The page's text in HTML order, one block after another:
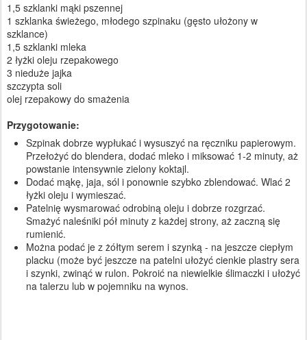
1,5 szklanki mąki pszennej
1 szklanka świeżego, młodego szpinaku (gęsto ułożony w
szklance)
1,5 szklanki mleka
2 łyżki oleju rzepakowego
3 nieduże jajka
szczypta soli
olej rzepakowy do smażenia
Przygotowanie:
Szpinak dobrze wypłukać i wysuszyć na ręczniku papierowym.
Przełożyć do blendera, dodać mleko i miksować 1-2 minuty, aż
powstanie intensywnie zielony koktajl.
Dodać mąkę, jaja, sól i ponownie szybko zblendować. Wlać 2
łyżki oleju i wymieszać.
Patelnię wysmarować odrobiną oleju i dobrze rozgrzać.
Smażyć naleśniki pół minuty z każdej strony, aż zaczną się
rumienić.
Można podać je z żółtym serem i szynką - na jeszcze ciepłym
placku (może być jeszcze na patelni ułożyć cienkie plastry sera
i szynki, zwinąć w rulon. Pokroić na niewielkie ślimaczki i ułożyć
na talerzu lub w pojemniku na wynos.